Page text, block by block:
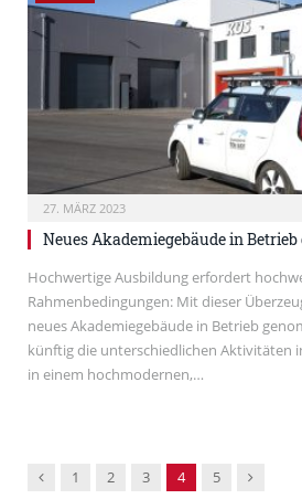
27. MÄRZ 2023
Neues Akademiegebäude in
Hochwertige Ausbildung erfordert
Rahmenbedingungen: Mit dieser
neues Akademiegebäude in Betrieb
künftig die unterschiedlichen Aktivitäten
in einem hochmodernen,…
Previous
1 2 3 4 5 Next